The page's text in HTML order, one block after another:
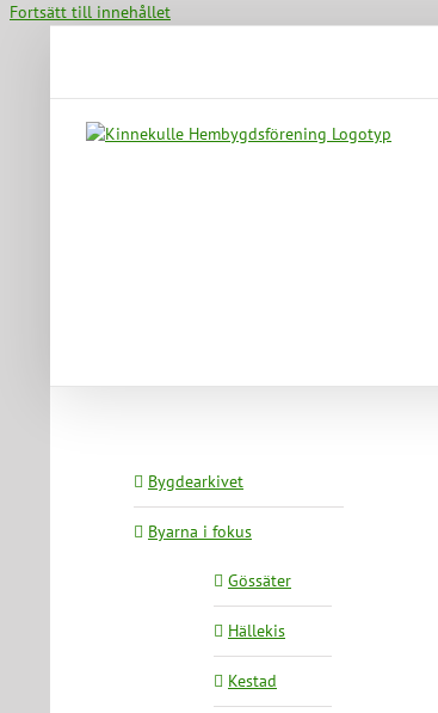
Fortsätt till innehållet
Bygdearkivet
Byarna i fokus
Gössäter
Hällekis
Kestad